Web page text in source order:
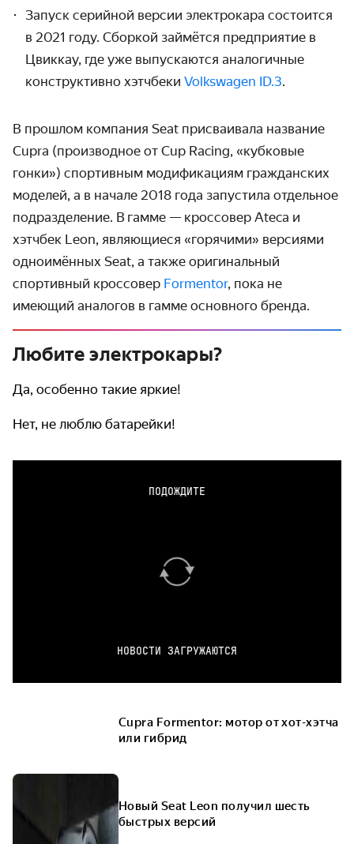
Запуск серийной версии электрокара состоится
в 2021 году. Сборкой займётся предприятие в
Цвиккау, где уже выпуска­ются аналогичные
конст­руктивно хэтчбеки Volkswagen ID.3.
В прошлом компания Seat присваивала название
Cupra (производное от Cup Racing, «кубковые
гонки») спортивным моди­фикациям граж­данских
моделей, а в начале 2018 года запустила отдельное
подраз­деление. В гамме — кроссовер Ateca и
хэтчбек Leon, являющиеся «горячими» версиями
одно­имённых Seat, а также ориги­нальный
спортивный кроссовер Formentor, пока не
имеющий аналогов в гамме основного бренда.
Любите электрокары?
Да, особенно такие яркие!
Нет, не люблю батарейки!
ПОДОЖДИТЕ
НОВОСТИ ЗАГРУЖАЮТСЯ
Cupra Formentor: мотор от хот-хэтча
или гибрид
Новый Seat Leon получил шесть
быстрых версий